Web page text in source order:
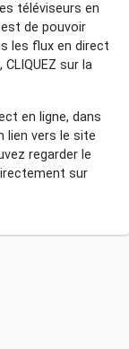
téléviseurs en
de pouvoir
les flux en direct
sur la
en ligne, dans
lien vers le site
regarder le
sur